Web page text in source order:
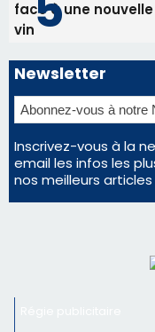
Éclipse du 12 août
d'un spectacle qui
Éclipse du 12 août
profiter pleinement
En Corse, un
consommation en
La gendarmerie
face à une